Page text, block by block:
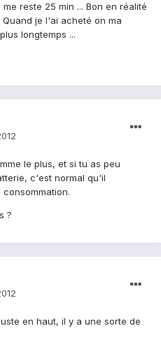
reste 25 min ... Bon en réalité
je l'ai acheté on ma
longtemps ...
le plus, et si tu as peu
c'est normal qu'il
?
en haut, il y a une sorte de